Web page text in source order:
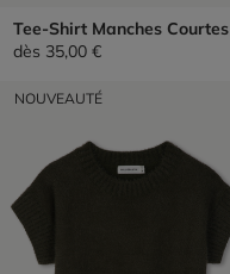
Tee-Shirt Manches Courtes
dès 35,00 €
NOUVEAUTÉ